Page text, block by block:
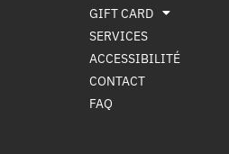
GIFT CARD
SERVICES
ACCESSIBILITÉ
CONTACT
FAQ